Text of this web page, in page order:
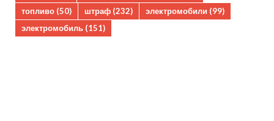
топливо (50) штраф (232) электромобили (99)
электромобиль (151)